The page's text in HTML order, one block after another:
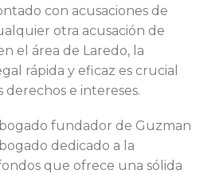
con acusaciones de
otra acusación de
el área de Laredo, la
rápida y eficaz es crucial
e intereses.
fundador de Guzman
dedicado a la
que ofrece una sólida